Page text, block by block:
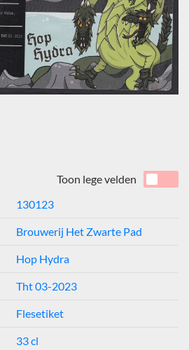
Toon lege velden
130123
Brouwerij Het Zwarte Pad
Hop Hydra
Tht 03-2023
Flesetiket
33 cl